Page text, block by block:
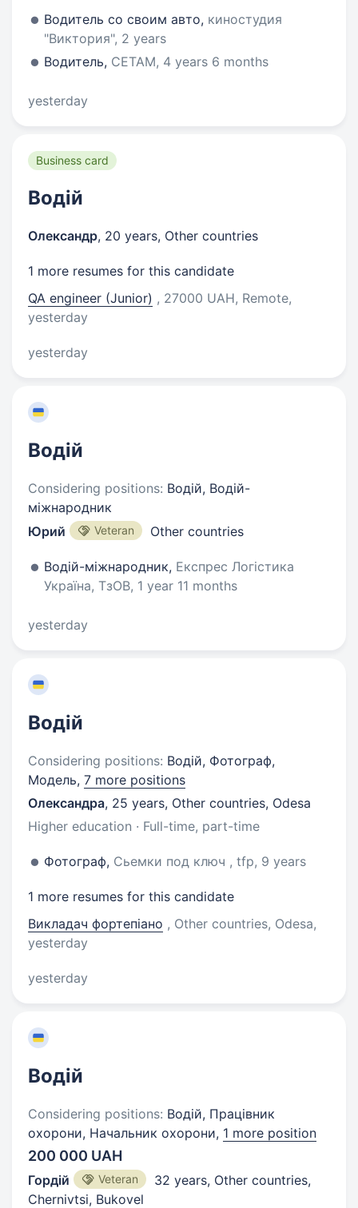
Водитель со своим авто, киностудия
"Виктория", 2 years
Водитель, CЕТАМ, 4 years 6 months
yesterday
Business card
Водій
Олександр, 20 years, Other countries
1 more resumes for this candidate
QA engineer (Junior) , 27000 UAH, Remote,
yesterday
yesterday
Водій
Considering positions: Водій, Водій-
міжнародник
Юрий
Veteran Other countries
Водій-міжнародник, Експрес Логістика
Україна, ТзОВ, 1 year 11 months
yesterday
Водій
Considering positions: Водій, Фотограф,
Модель, 7 more positions
Олександра, 25 years, Other countries, Odesa
Higher education · Full-time, part-time
Фотограф, Сьемки под ключ , tfp, 9 years
1 more resumes for this candidate
Викладач фортепіано , Other countries, Odesa,
yesterday
yesterday
Водій
Considering positions: Водій, Працівник
охорони, Начальник охорони, 1 more position
200 000 UAH
Гордій Veteran 32 years, Other countries,
Chernivtsi, Bukovel